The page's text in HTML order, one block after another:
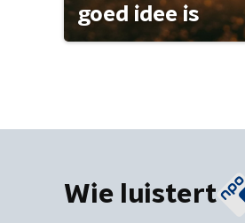
goed idee is
Wie luistert